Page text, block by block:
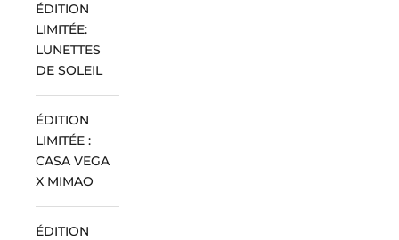
ÉDITION
LIMITÉE:
LUNETTES
DE SOLEIL
ÉDITION
LIMITÉE :
CASA VEGA
X MIMAO
ÉDITION